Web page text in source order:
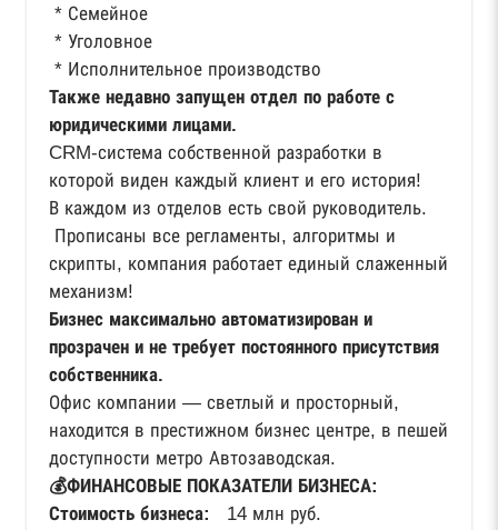
* Семейное
* Уголовное
* Исполнительное производство
Также недавно запущен отдел по работе с
юридическими лицами.
CRM-система собственной разработки в
которой виден каждый клиент и его история!
В каждом из отделов есть свой руководитель.
Прописаны все регламенты, алгоритмы и
скрипты, компания работает единый слаженный
механизм!
Бизнес максимально автоматизирован и
прозрачен и не требует постоянного присутствия
собственника.
Офис компании — светлый и просторный,
находится в престижном бизнес центре, в пешей
доступности метро Автозаводская.
💰ФИНАНСОВЫЕ ПОКАЗАТЕЛИ БИЗНЕСА:
Стоимость бизнеса:
14 млн руб.